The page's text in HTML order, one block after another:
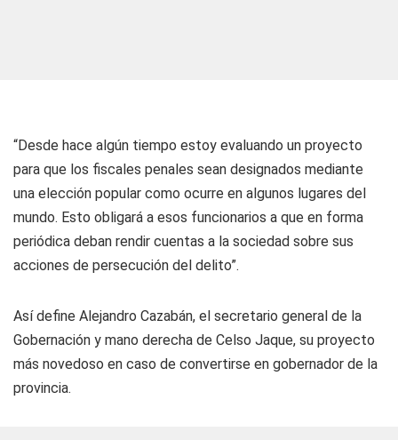
“Desde hace algún tiempo estoy evaluando un proyecto
para que los fiscales penales sean designados mediante
una elección popular como ocurre en algunos lugares del
mundo. Esto obligará a esos funcionarios a que en forma
periódica deban rendir cuentas a la sociedad sobre sus
acciones de persecución del delito”.
Así define Alejandro Cazabán, el secretario general de la
Gobernación y mano derecha de Celso Jaque, su proyecto
más novedoso en caso de convertirse en gobernador de la
provincia.